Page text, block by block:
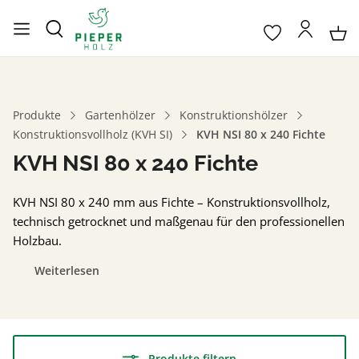
Produkte Gartenhölzer
Konstruktionshölzer
Konstruktionsvollholz (KVH SI)
KVH NSI 80 x 240 Fichte
KVH NSI 80 x 240 Fichte
KVH NSI 80 x 240 mm aus Fichte – Konstruktionsvollholz,
technisch getrocknet und maßgenau für den professionellen
Holzbau.
Weiterlesen